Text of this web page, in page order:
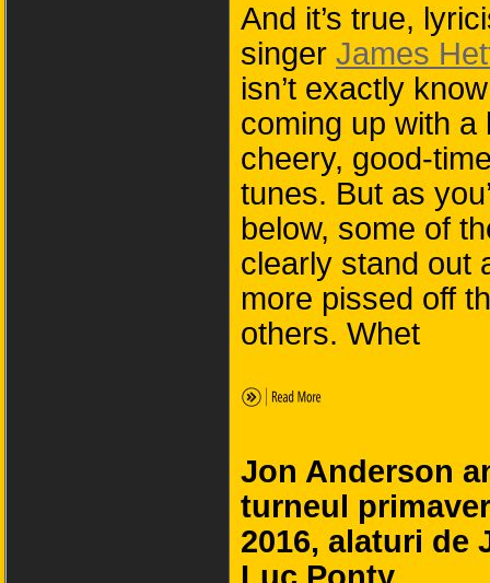
And it’s true,
singer James
isn’t exactly
coming up with a
cheery, good-
tunes. But as
below, some of
clearly stand out
more pissed off
others. Whet
Jon Anderson
turneul
2016, alaturi de